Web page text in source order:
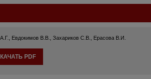
Евдокимов В.В., Захариков С.В., Ерасова В.И.
PDF